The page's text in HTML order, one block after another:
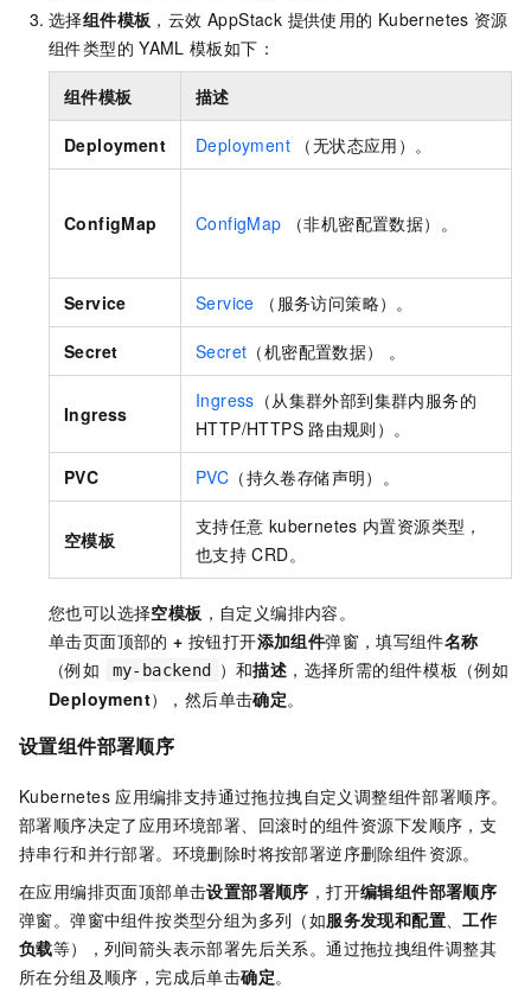
选择组件模板 ，云效 AppStack 提供使用的 Kubernetes 资源
组件类型的 YAML 模板如下：
组件模板 描述
Deployment Deployment （无状态应用）。
ConfigMap ConfigMap （非机密配置数据）。
Service Service （服务访问策略）。
Secret Secret （机密配置数据） 。
Ingress
Ingress （从集群外部到集群内服务的
HTTP/HTTPS 路由规则）。
PVC PVC （持久卷存储声明）。
空模板
支持任意 kubernetes 内置资源类型，
也支持 CRD。
您也可以选择空模板 ，自定义编排内容。
单击页面顶部的+ 按钮打开添加组件弹窗，填写组件名称
（例如
my-backend ）和描述 ，选择所需的组件模板（例如
Deployment），然后单击确定。
设置组件部署顺序
Kubernetes 应用编排支持通过拖拉拽自定义调整组件部署顺序。
部署顺序决定了应用环境部署、回滚时的组件资源下发顺序，支
持串行和并行部署。环境删除时将按部署逆序删除组件资源。
在应用编排页面顶部单击设置部署顺序 ，打开编辑组件部署顺序
弹窗。弹窗中组件按类型分组为多列（如服务发现和配置、工作
负载等），列间箭头表示部署先后关系。通过拖拉拽组件调整其
所在分组及顺序，完成后单击确定。